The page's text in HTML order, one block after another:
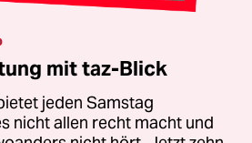
mit taz-Blick
jeden Samstag
nicht allen recht macht und